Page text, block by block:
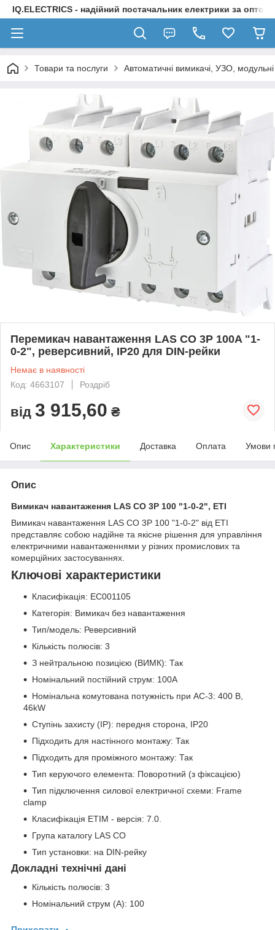
IQ.ELECTRICS - надійний постачальник електрики за
Товари та послуги Автоматичні вимикачі, УЗО,
Перемикач навантаження LAS CO 3P 100A "1-
0-2", реверсивний, IP20 для DIN-рейки
Немає в наявності
Код: 4663107
Роздріб
від 3 915,60 ₴
Опис Характеристики Доставка Оплата Умови
Опис
Вимикач навантаження LAS CO 3P 100 "1-0-2", ETI
Вимикач навантаження LAS CO 3P 100 "1-0-2" від ETI
представляє собою надійне та якісне рішення для управління
електричними навантаженнями у різних промислових та
комерційних застосуваннях.
Ключові характеристики
Класифікація: EC001105
Категорія: Вимикач без навантаження
Тип/модель: Реверсивний
Кількість полюсів: 3
З нейтральною позицією (ВИМК): Так
Номінальний постійний струм: 100A
Номінальна комутована потужність при AC-3: 400 В,
46kW
Ступінь захисту (IP): передня сторона, IP20
Підходить для настінного монтажу: Так
Підходить для проміжного монтажу: Так
Тип керуючого елемента: Поворотний (з фіксацією)
Тип підключення силової електричної схеми: Frame
clamp
Класифікація ETIM - версія: 7.0.
Група каталогу LAS CO
Тип установки: на DIN-рейку
Докладні технічні дані
Кількість полюсів: 3
Номінальний струм (A): 100